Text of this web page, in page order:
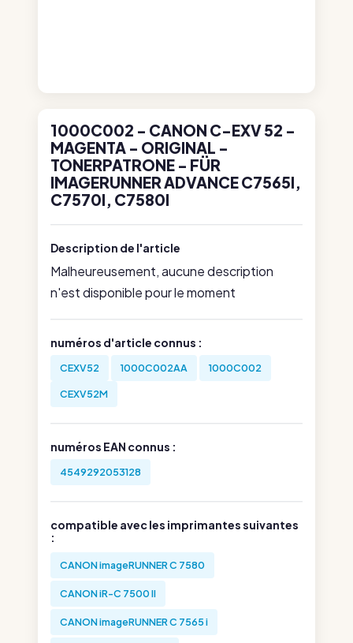
1000C002 - CANON C-EXV 52 -
MAGENTA - ORIGINAL -
TONERPATRONE - FÜR
IMAGERUNNER ADVANCE C7565I,
C7570I, C7580I
Description de l'article
Malheureusement, aucune description
n'est disponible pour le moment
numéros d'article connus :
CEXV52 1000C002AA 1000C002
CEXV52M
numéros EAN connus :
4549292053128
compatible avec les imprimantes suivantes
:
CANON imageRUNNER C 7580
CANON iR-C 7500 II
CANON imageRUNNER C 7565 i